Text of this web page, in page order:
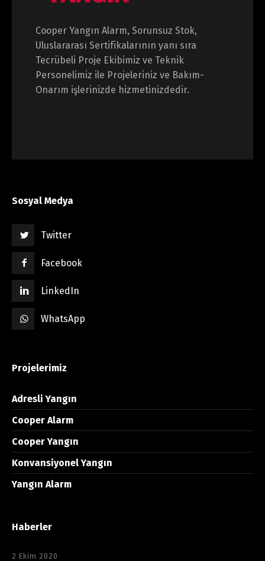
Cooper Yangın Alarm, Sorunsuz Stok,
Uluslararası Sertifikalarının yanı sıra
Tecrübeli Proje Ekibimiz ve Teknik
Personelimiz ile Projeleriniz ve Bakım-
Onarım işlerinizde hizmetinizdedir.
Sosyal Medya
Twitter
Facebook
LinkedIn
WhatsApp
Projelerimiz
Adresli Yangın
Cooper Alarm
Cooper Yangın
Konvansiyonel Yangın
Yangın Alarm
Haberler
2 Ekim 2020